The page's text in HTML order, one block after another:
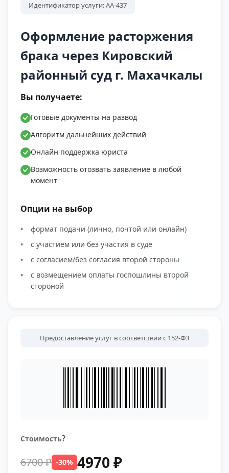
Идентификатор услуги: АА-437
Оформление расторжения
брака через Кировский
районный суд г. Махачкалы
Вы получаете:
Готовые документы на развод
Алгоритм дальнейших действий
Онлайн поддержка юриста
Возможность отозвать заявление в любой
момент
Опции на выбор
формат подачи (лично, почтой или онлайн)
с участием или без участия в суде
с согласием/без согласия второй стороны
с возмещением оплаты госпошлины второй
стороной
Предоставление услуг в соответствии с 152-ФЗ
Стоимость?
6700 ₽ -30% 4970 ₽